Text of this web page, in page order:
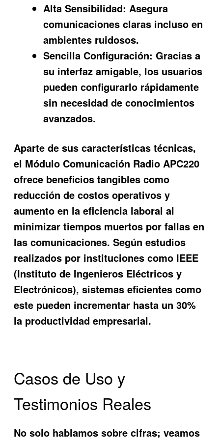
Alta Sensibilidad: Asegura
comunicaciones claras incluso en
ambientes ruidosos.
Sencilla Configuración: Gracias a
su interfaz amigable, los usuarios
pueden configurarlo rápidamente
sin necesidad de conocimientos
avanzados.
Aparte de sus características técnicas,
el Módulo Comunicación Radio APC220
ofrece beneficios tangibles como
reducción de costos operativos y
aumento en la eficiencia laboral al
minimizar tiempos muertos por fallas en
las comunicaciones. Según estudios
realizados por instituciones como IEEE
(Instituto de Ingenieros Eléctricos y
Electrónicos), sistemas eficientes como
este pueden incrementar hasta un 30%
la productividad empresarial.
Casos de Uso y
Testimonios Reales
No solo hablamos sobre cifras; veamos